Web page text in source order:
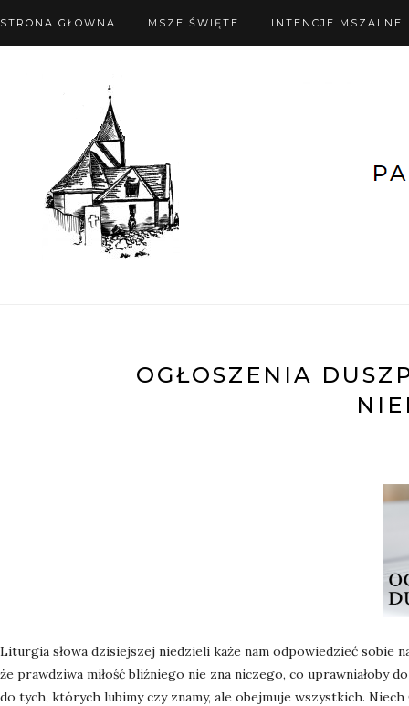
STRONA GŁOWNA MSZE ŚWIĘTE INTENCJE MSZALNE
OGŁOSZENIA
Liturgia słowa dzisiejszej niedzieli każe nam odpowiedzieć sobie
że prawdziwa miłość bliźniego nie zna niczego, co uprawniałoby
do tych, których lubimy czy znamy, ale obejmuje wszystkich.